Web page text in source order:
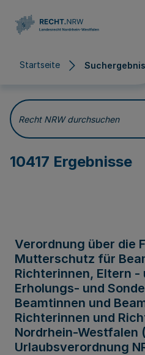
Startseite
Recht NRW durchsuchen
10417 Ergebnisse
Verordnung über die
Mutterschutz für
Richterinnen, Eltern -
Erholungs- und
Beamtinnen und
Richterinnen und
Nordrhein-Westfalen
Urlaubsverordnung